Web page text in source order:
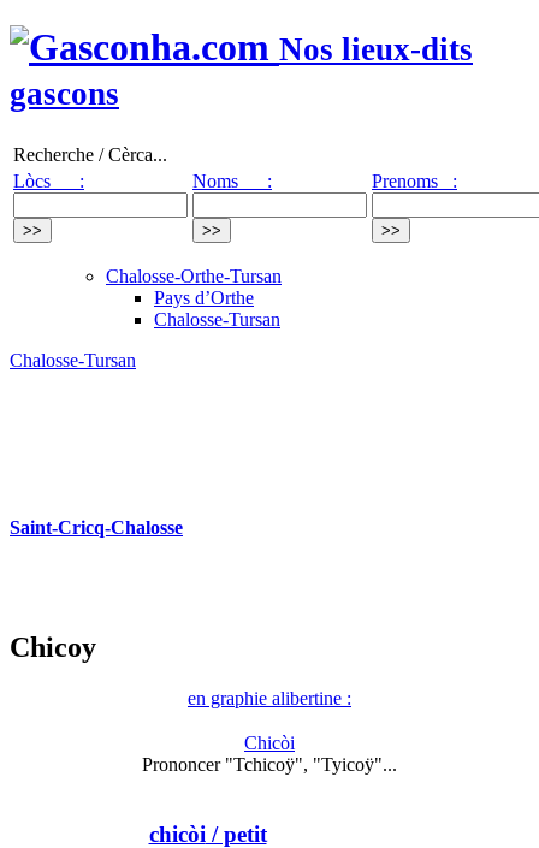
Nos lieux-dits
gascons
Recherche / Cèrca...
Lòcs :
Noms : Prenoms :
Chalosse-Orthe-Tursan
Pays d’Orthe
Chalosse-Tursan
Chalosse-Tursan
Saint-Cricq-Chalosse
Chicoy
en graphie alibertine :
Chicòi
Prononcer "Tchicoÿ", "Tyicoÿ"...
chicòi / petit